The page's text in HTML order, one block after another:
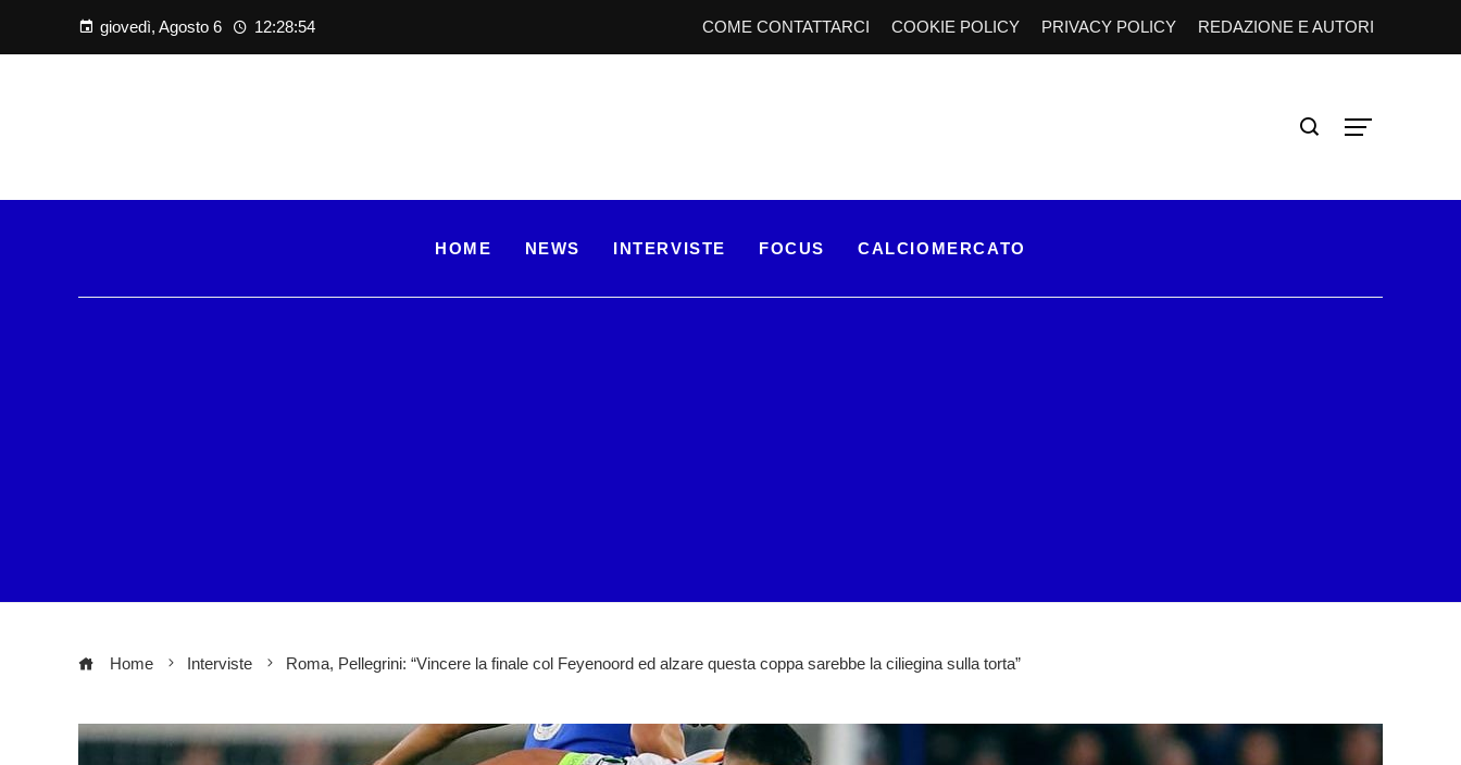
giovedì, Agosto 6 12:28:55 COME CONTATTARCI COOKIE POLICY PRIVACY POLICY REDAZIONE E AUTORI
HOME NEWS INTERVISTE FOCUS CALCIOMERCATO
Home Interviste Roma, Pellegrini: “Vincere la finale col Feyenoord ed alzare questa coppa sarebbe la ciliegina sulla torta”